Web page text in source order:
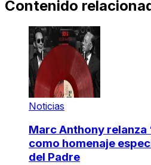
Contenido
Noticias
Marc Anthony relanza
como homenaje
del Padre